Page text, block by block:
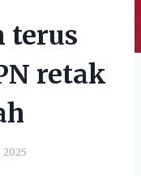
terus
retak